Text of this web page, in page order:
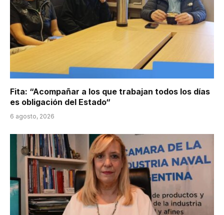
Fita: “Acompañar a los que trabajan todos los días
es obligación del Estado“
6 agosto, 2026